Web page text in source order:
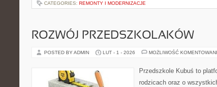
CATEGORIES: REMONTY I MODERNIZACJE
ROZWÓJ PRZEDSZKOLAKÓW
POSTED BY ADMIN LUT - 1 - 2026 MOŻLIWOŚĆ
Przedszkole Kubuś to
rodzicach oraz o